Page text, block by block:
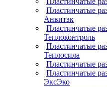
Пластинчатые
Анвитэк
Пластинчатые
Теплоконтроль
Пластинчатые
Теплосила
Пластинчатые
Пластинчатые
ЭксЭко